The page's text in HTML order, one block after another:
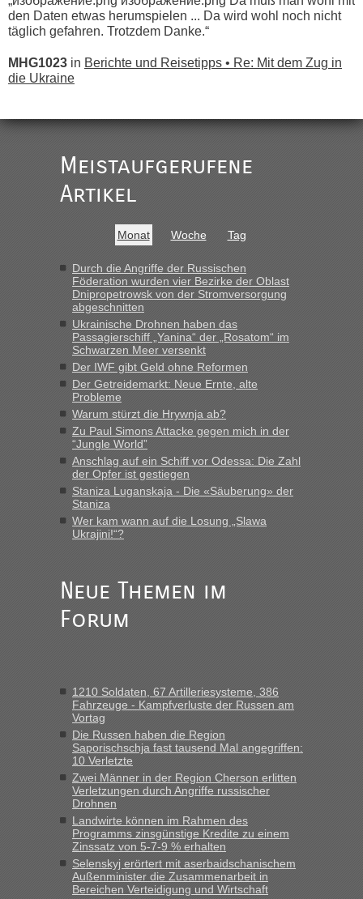
den Daten etwas herumspielen ... Da wird wohl noch nicht
täglich gefahren. Trotzdem Danke.“
MHG1023 in Berichte und Reisetipps • Re: Mit dem Zug in
die Ukraine
Ist korrekt, aber ich finde man hätte trotzdem im Text gleich
darauf hinweisen können.
War aber nicht "böse" gemeint ...
buchbar - warum auch immer ...
Hab´s versucht - bekomme aber immer angezeigt "auf dieser
Strecke fahren wir nicht"
inBerichte und Reisetipps • Re: Mit dem Zug in
die Ukraine
„Man sollte aber explizit dazu schreiben, daß es ein Zug von
LeoExpress ist - und nur auf deren Webseite kann man die
Fahrkarten kaufen. Zumindest ist es die erste Umsteigefreie
Verbindung von Deutschland...“
Recht, Visa und Dokumente • Re: Deklaration
gebrauchter Kleidung beim Zoll
„Vielen Dank, mit einem Briefchen meiner Frau im Gepäck
gab es keine Probleme“
fast 11 Milliarden aufgedeckt
„Am besten wäre natürlich, wenn die Frau mit dabei ist.
Alleinreisende Männer stehen schließlich immer unter
Milliarden aufgedeckt
„Kein Zoll. Du musst an sich nur sagen dass das privat ist
und du nicht damit handeln willst. So lange das nicht
Originalverpackt ist und ersichlich das nicht neu sollte es
keine Probleme geben“
Recht, Visa und Dokumente • Deklaration
gebrauchter Kleidung beim Zoll
„Hallo Leute, ich weiß nicht, ob ich hier richtig bin mit meiner
Anfrage. Ich möchte 4 Umzugskartons mit gebrauchter
Straßen Kleidung bei der Einreise in die Ukraine
mitnehmen. Es ist gebrauchte Kleidung...“
Meistaufgerufene
Artikel
Monat Woche Tag
Durch die Angriffe der Russischen
Föderation wurden vier Bezirke der Oblast
Dnipropetrowsk von der Stromversorgung
abgeschnitten
Ukrainische Drohnen haben das
Passagierschiff „Yanina“ der „Rosatom“ im
Schwarzen Meer versenkt
Der IWF gibt Geld ohne Reformen
Der Getreidemarkt: Neue Ernte, alte
Probleme
Warum stürzt die Hrywnja ab?
Zu Paul Simons Attacke gegen mich in der
“Jungle World”
Anschlag auf ein Schiff vor Odessa: Die Zahl
der Opfer ist gestiegen
Staniza Luganskaja - Die «Säuberung» der
Staniza
Wer kam wann auf die Losung „Slawa
Ukrajini!“?
Neue Themen im
Forum
1210 Soldaten, 67 Artilleriesysteme, 386
Fahrzeuge - Kampfverluste der Russen am
Vortag
Die Russen haben die Region
Saporischschja fast tausend Mal angegriffen:
10 Verletzte
Zwei Männer in der Region Cherson erlitten
Verletzungen durch Angriffe russischer
Drohnen
Landwirte können im Rahmen des
Programms zinsgünstige Kredite zu einem
Zinssatz von 5-7-9 % erhalten
Selenskyj erörtert mit aserbaidschanischem
Außenminister die Zusammenarbeit in
Bereichen Verteidigung und Wirtschaft